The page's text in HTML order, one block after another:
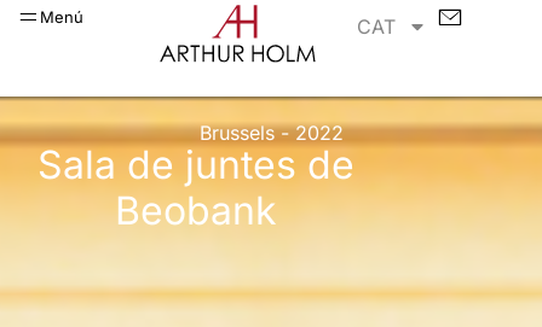
Menú CAT
Brussels - 2022
Sala de juntes de
Beobank